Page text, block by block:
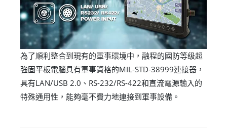
為了順利整合到現有的軍事環境中，融程的國防等级超
強固平板電腦具有軍事資格的MIL-STD-38999連接器，
具有LAN/USB 2.0、RS-232/RS-422和直流電源輸入的
特殊通用性，能夠毫不費力地連接到軍事設備。